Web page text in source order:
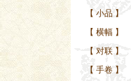
【 小品 】
【 横幅 】
【 对联 】
【 手卷 】